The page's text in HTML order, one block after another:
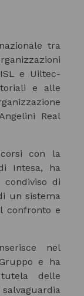
tra
e Uiltec-
e alle
Real
con la
Intesa, ha
di
un sistema
confronto e
nel
e ha
delle